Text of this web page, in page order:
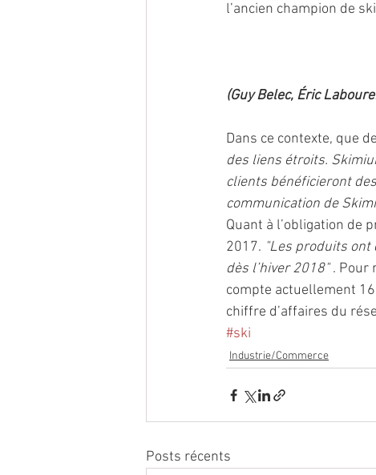
l’ancien champion de
(Guy Belec, Éric
Dans ce contexte, que
des liens étroits.
clients bénéficieront
communication de
Quant à l’obligation de
2017. "Les produits ont
dès l’hiver 2018" . Pour
compte actuellement
chiffre d’affaires du
#ski
Industrie/Commerce
Posts récents